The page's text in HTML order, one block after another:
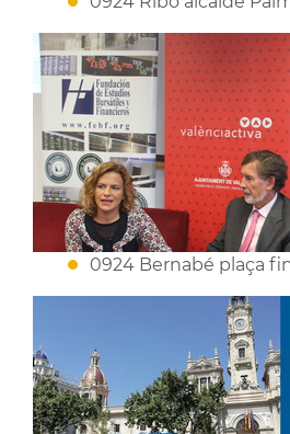
0924 Bernabé plaça